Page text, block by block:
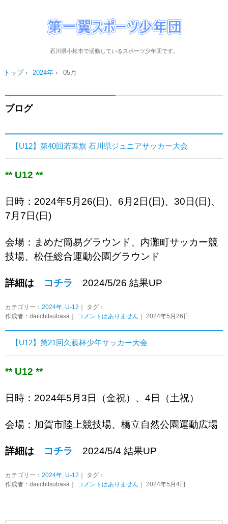
石川県小松市で活動しているスポーツ少年団です。
トップ› 2024年 › 05月
ブログ
【U12】第40回若葉旗 石川県ジュニアサッカー大会
** U12 **
日時：2024年5月26(日)、6月2日(日)、30日(日)、
7月7日(日)
会場：まめだ簡易グラウンド、内灘町サッカー競
技場、松任総合運動公園グラウンド
詳細は コチラ 2024/5/26 結果UP
カテゴリー： 2024年, U-12 ｜ タグ：
作成者：daiichitsubasa｜ コメントはありません ｜ 2024年5月26日
【U12】第21回久藤杯少年サッカー大会
** U12 **
日時：2024年5月3日（金祝）、4日（土祝）
会場：加賀市陸上競技場、橋立自然公園運動広場
詳細は コチラ 2024/5/4 結果UP
カテゴリー： 2024年, U-12 ｜ タグ：
作成者：daiichitsubasa｜ コメントはありません ｜ 2024年5月4日